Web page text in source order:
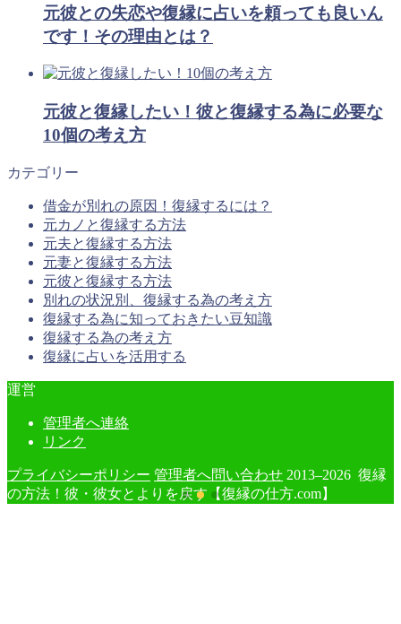
元彼との失恋や復縁に占いを頼っても良いん
です！その理由とは？
元彼と復縁したい！彼と復縁する為に必要な
10個の考え方
カテゴリー
借金が別れの原因！復縁するには？
元カノと復縁する方法
元夫と復縁する方法
元妻と復縁する方法
元彼と復縁する方法
別れの状況別、復縁する為の考え方
復縁する為に知っておきたい豆知識
復縁する為の考え方
復縁に占いを活用する
運営
管理者へ連絡
リンク
プライバシーポリシー 管理者へ問い合わせ 2013–2026 復縁
の方法！彼・彼女とよりを戻す【復縁の仕方.com】